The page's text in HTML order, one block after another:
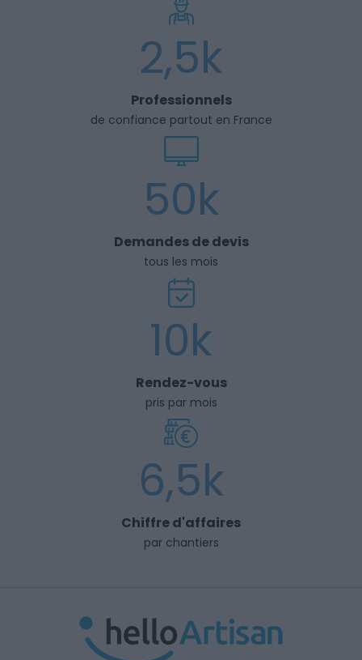
2,5k
Professionnels
de confiance partout en France
50k
Demandes de devis
tous les mois
10k
Rendez-vous
pris par mois
6,5k
Chiffre d'affaires
par chantiers